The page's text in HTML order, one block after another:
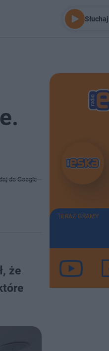
do Google
że
TERAZ GRAMY